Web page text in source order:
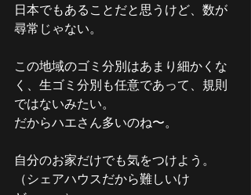
日本でもあることだと思うけど、数が
尋常じゃない。
この地域のゴミ分別はあまり細かくな
く、生ゴミ分別も任意であって、規則
ではないみたい。
だからハエさん多いのね〜。
自分のお家だけでも気をつけよう。
（シェアハウスだから難しいけ